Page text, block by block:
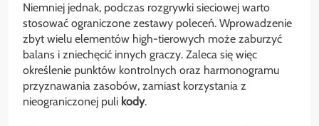
Niemniej jednak, podczas rozgrywki sieciowej warto
stosować ograniczone zestawy poleceń. Wprowadzenie
zbyt wielu elementów high-tierowych może zaburzyć
balans i zniechęcić innych graczy. Zaleca się więc
określenie punktów kontrolnych oraz harmonogramu
przyznawania zasobów, zamiast korzystania z
nieograniczonej puli kody.